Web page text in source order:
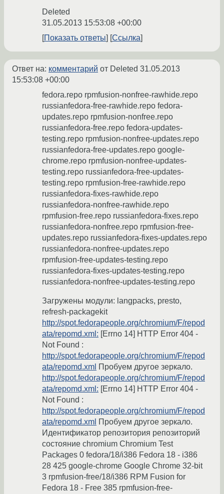
Deleted
31.05.2013 15:53:08 +00:00
Показать ответы
Ссылка
Ответ на: комментарий от Deleted 31.05.2013
15:53:08 +00:00
fedora.repo rpmfusion-nonfree-rawhide.repo
russianfedora-free-rawhide.repo fedora-
updates.repo rpmfusion-nonfree.repo
russianfedora-free.repo fedora-updates-
testing.repo rpmfusion-nonfree-updates.repo
russianfedora-free-updates.repo google-
chrome.repo rpmfusion-nonfree-updates-
testing.repo russianfedora-free-updates-
testing.repo rpmfusion-free-rawhide.repo
russianfedora-fixes-rawhide.repo
russianfedora-nonfree-rawhide.repo
rpmfusion-free.repo russianfedora-fixes.repo
russianfedora-nonfree.repo rpmfusion-free-
updates.repo russianfedora-fixes-updates.repo
russianfedora-nonfree-updates.repo
rpmfusion-free-updates-testing.repo
russianfedora-fixes-updates-testing.repo
russianfedora-nonfree-updates-testing.repo
Загружены модули: langpacks, presto,
refresh-packagekit
http://spot.fedorapeople.org/chromium/F/repod
ata/repomd.xml: [Errno 14] HTTP Error 404 -
Not Found :
http://spot.fedorapeople.org/chromium/F/repod
ata/repomd.xml Пробуем другое зеркало.
http://spot.fedorapeople.org/chromium/F/repod
ata/repomd.xml: [Errno 14] HTTP Error 404 -
Not Found :
http://spot.fedorapeople.org/chromium/F/repod
ata/repomd.xml Пробуем другое зеркало.
Идентификатор репозитория репозиторий
состояние chromium Chromium Test
Packages 0 fedora/18/i386 Fedora 18 - i386
28 425 google-chrome Google Chrome 32-bit
3 rpmfusion-free/18/i386 RPM Fusion for
Fedora 18 - Free 385 rpmfusion-free-